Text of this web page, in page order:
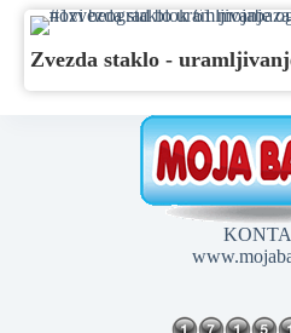
Zvezda staklo -